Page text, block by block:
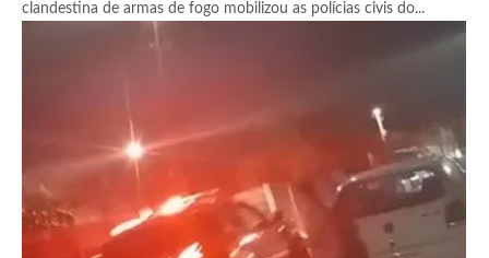
clandestina de armas de fogo mobilizou as polícias civis do...